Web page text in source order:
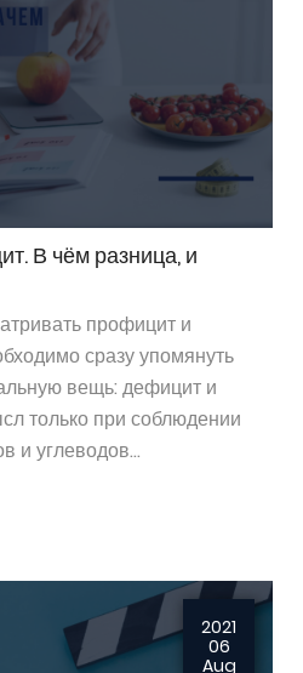
В чём разница, и
профицит и
сразу упомянуть
вещь: дефицит и
только при соблюдении
и углеводов...
2021
06
Aug